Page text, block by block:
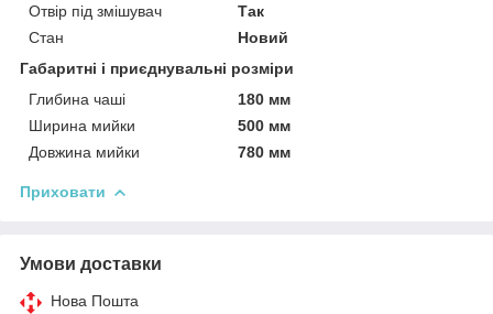
Отвір під змішувач
Так
Стан
Новий
Габаритні і приєднувальні розміри
Глибина чаші
180 мм
Ширина мийки
500 мм
Довжина мийки
780 мм
Приховати
Умови доставки
Нова Пошта